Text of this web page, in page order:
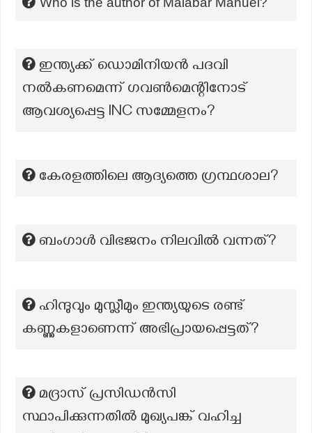
ഇന്ത്യക്ക് ഡൊമിനിയൻ പദവി
നൽകണമെന്ന് ഗവൺമെന്റിനോട്
ആവശ്യപ്പെട്ട lNC സമ്മേളനം?
കേരളത്തിലെ ആദ്യത്തെ ഗ്രന്ഥശാല?
ബംഗാൾ വിഭജനം നിലവിൽ വന്നത്?
ഹിന്ദുവും മുസ്ലീമും ഇന്ത്യയുടെ രണ്ട്
കണ്ണുകളാണെന്ന് അഭിപ്രായപ്പെട്ടത്?
മദ്രാസ് പ്രസിഡൻസി
സ്ഥാപിക്കുന്നതിൽ മുഖ്യപങ്ക് വഹിച്ച